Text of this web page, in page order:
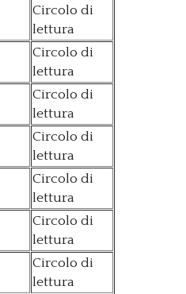
Circolo di
lettura
Circolo di
lettura
Circolo di
lettura
Circolo di
lettura
Circolo di
lettura
Circolo di
lettura
Circolo di
lettura